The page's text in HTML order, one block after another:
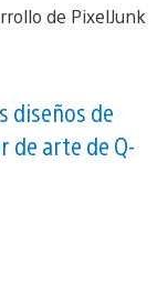
diseños de
de arte de Q-